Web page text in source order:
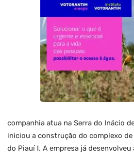
companhia atua na Serra do Inácio
iniciou a construção do complexo
do Piauí I. A empresa já desenvolveu